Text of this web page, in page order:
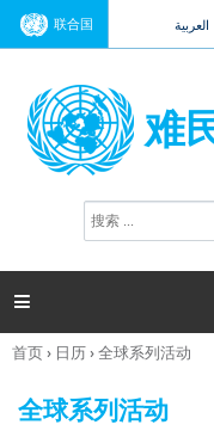
联合国 العربية
难
搜
索

你
这
首页› 日历›全球系列活动
全球系列活动